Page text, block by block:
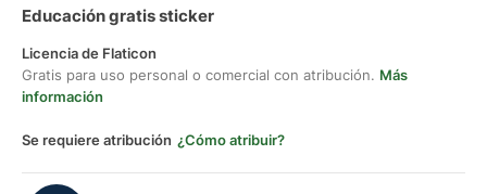
Educación gratis sticker
Licencia de Flaticon
Gratis para uso personal o comercial con atribución. Más
información
Se requiere atribución ¿Cómo atribuir?